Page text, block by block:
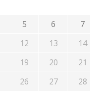
5 6 7
12 13 14
19 20 21
26 27 28